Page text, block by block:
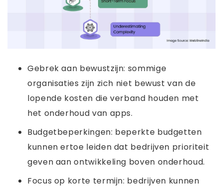
Gebrek aan bewustzijn: sommige
organisaties zijn zich niet bewust van de
lopende kosten die verband houden met
het onderhoud van apps.
Budgetbeperkingen: beperkte budgetten
kunnen ertoe leiden dat bedrijven prioriteit
geven aan ontwikkeling boven onderhoud.
Focus op korte termijn: bedrijven kunnen